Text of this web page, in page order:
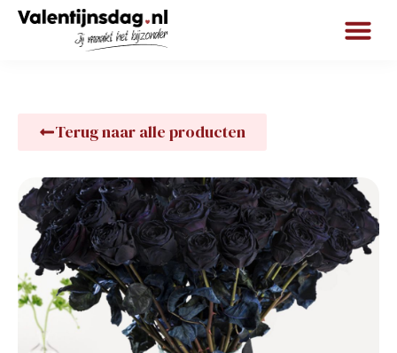
Terug naar alle producten